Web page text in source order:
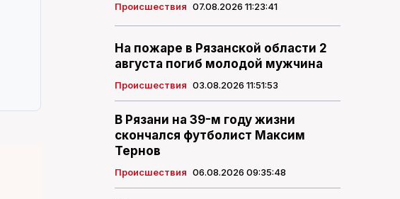
Происшествия 07.08.2026 11:23:41
На пожаре в Рязанской области 2
августа погиб молодой мужчина
Происшествия 03.08.2026 11:51:53
В Рязани на 39-м году жизни
скончался футболист Максим
Тернов
Происшествия 06.08.2026 09:35:48